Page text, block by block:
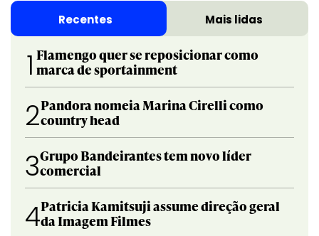
Recentes Mais lidas
1 Flamengo quer se reposicionar como
marca de sportainment
2Pandora nomeia Marina Cirelli como
country head
3Grupo Bandeirantes tem novo líder
comercial
4Patricia Kamitsuji assume direção geral
da Imagem Filmes